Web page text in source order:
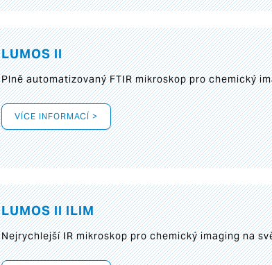
LUMOS II
Plně automatizovaný FTIR mikroskop pro chemický
VÍCE INFORMACÍ >
LUMOS II ILIM
Nejrychlejší IR mikroskop pro chemický imaging na